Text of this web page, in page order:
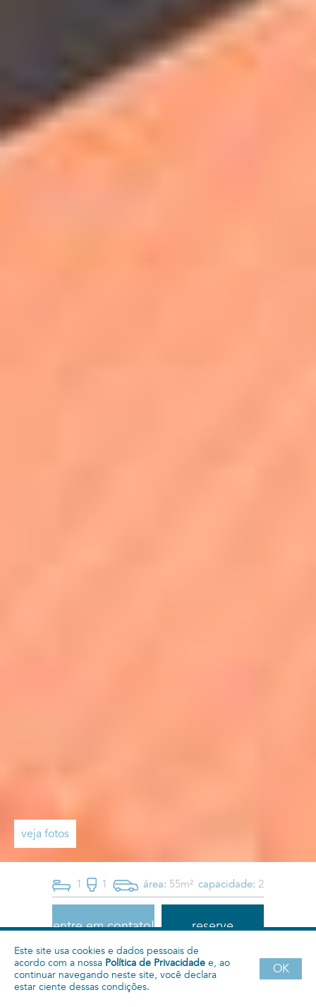
veja fotos
1 1 área: 55m² capacidade: 2
entre em contato! reserve
Semanal Mensal Quadrienal Anual
Este site usa cookies e dados pessoais de
acordo com a nossa Política de Privacidade e, ao
continuar navegando neste site, você declara
estar ciente dessas condições.
OK